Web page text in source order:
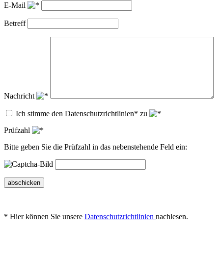
E-Mail
Betreff
Nachricht
Ich stimme den Datenschutzrichtlinien* zu
Prüfzahl
Bitte geben Sie die Prüfzahl in das nebenstehende Feld ein:
abschicken
* Hier können Sie unsere Datenschutzrichtlinien nachlesen.